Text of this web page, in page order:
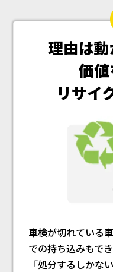
理由は
価
リサイ
車検が切れている
での持ち込みもで
「処分するしかな